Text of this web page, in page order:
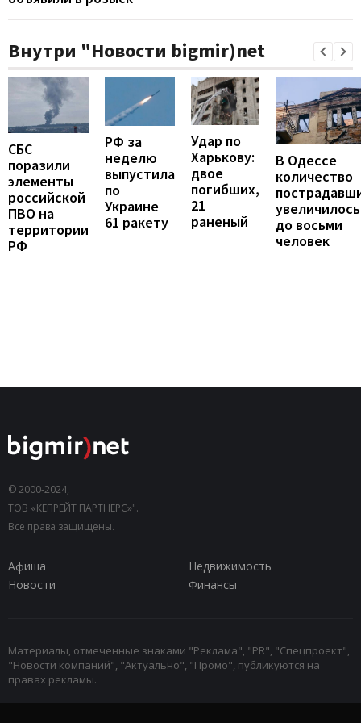
Внутри "Новости bigmir)net
СБС
поразили
элементы
российской
ПВО на
территории
РФ
РФ за
неделю
выпустила
по
Украине
61 ракету
Удар по
Харькову:
двое
погибших,
21
раненый
В Одессе
количество
увеличилось
до восьми
человек
© 2000-2024,
ТОВ «КЕПРЕЙТ ПАРТНЕРС»".
Все права защищены.
Афиша
Недвижимость
Новости
Финансы
Материалы, отмеченные знаками "Реклама", "PR", "Спецпроект",
"Новости компаний", "Актуально", "Промо", публикуются на
правах рекламы.